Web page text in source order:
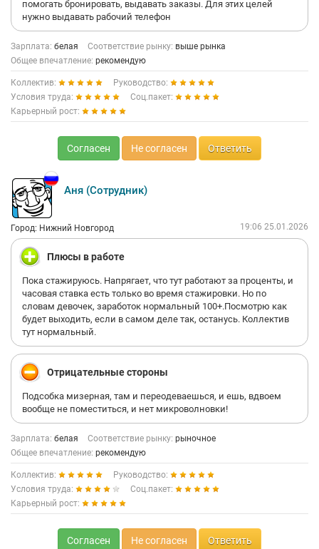
можно уволиться в течении 3 дней. Тех кто этого не знает,
заставляют отрабатывать 2 недели. Если ты и тут
тобой и заставляет бегать переписывать заявление по
несколько раз и потом еще приходить подписывать приказ
об увольнении,хотя это все можно сделать одним днем. Когда
ты сообщаешь о желании уйти с этой РАБоты,тебе звонит ДД
и настоятельно предлагает перейти в другую точку и
«подумать до завтра».
помогать бронировать, выдавать заказы. Для этих целей
нужно выдавать рабочий телефон
Зарплата: белая Соответствие рынку: выше рынка
Общее впечатление: рекомендую
Коллектив:
Руководство:
Условия труда:
Соц.пакет:
Карьерный рост:
Согласен Не согласен Ответить
Аня (Сотрудник)
Город: Нижний Новгород 19:06 25.01.2026
Плюсы в работе
Пока стажируюсь. Напрягает, что тут работают за проценты, и
часовая ставка есть только во время стажировки. Но по
словам девочек, заработок нормальный 100+.Посмотрю как
будет выходить, если в самом деле так, останусь. Коллектив
тут нормальный.
Отрицательные стороны
Подсобка мизерная, там и переодеваешься, и ешь, вдвоем
вообще не поместиться, и нет микроволновки!
Зарплата: белая Соответствие рынку: рыночное
Общее впечатление: рекомендую
Коллектив:
Руководство:
Условия труда:
Соц.пакет:
Карьерный рост:
Согласен Не согласен Ответить